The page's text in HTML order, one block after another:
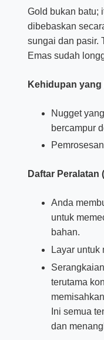
Gold bukan batu;
dibebaskan
sungai dan pasir.
Emas sudah
Kehidupan yang
Nugget
bercampur
Daftar Peralatan
Anda
untuk
bahan.
Layar untuk
terutama
Ini semua
dan